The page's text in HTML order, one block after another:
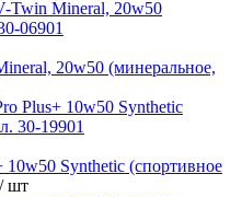
20w50 (минеральное,
Synthetic (спортивное
/ шт